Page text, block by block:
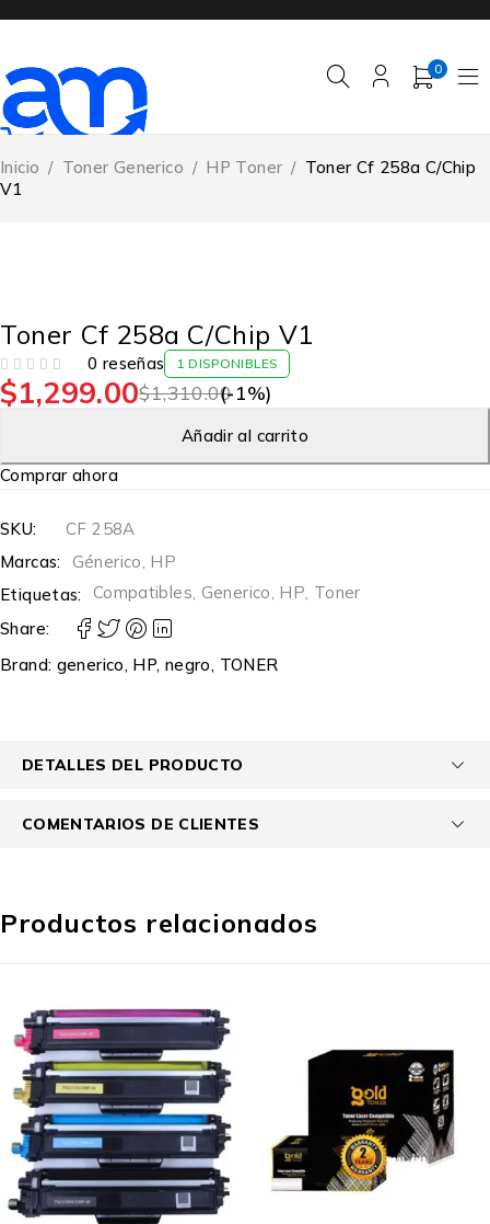
0
Inicio / Toner Generico / HP Toner / Toner Cf 258a C/Chip
V1
Toner Cf 258a C/Chip V1
0 reseñas 1 DISPONIBLES
$1,310.00
$1,299.00 (-1%)
Añadir al carrito
Comprar ahora
SKU:
CF 258A
Marcas:
Génerico, HP
Etiquetas:
Compatibles, Generico, HP, Toner
Share:
Brand: generico, HP, negro, TONER
DETALLES DEL PRODUCTO
COMENTARIOS DE CLIENTES
Productos relacionados